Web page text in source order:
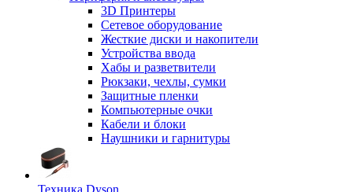
3D Принтеры
Сетевое оборудование
Жесткие диски и накопители
Устройства ввода
Хабы и разветвители
Рюкзаки, чехлы, сумки
Защитные пленки
Компьютерные очки
Кабели и блоки
Наушники и гарнитуры
Техника Dyson